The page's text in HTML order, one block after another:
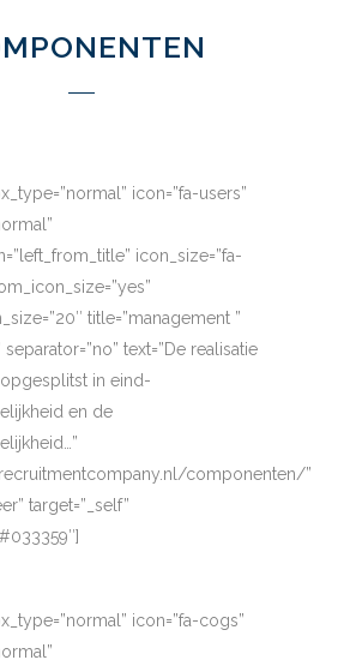
icon=”fa-users”
icon_size=”fa-
title=”management ”
separator=”no” text=”De realisatie
in eind-
en de
componenten/”
target=”_self”
icon=”fa-cogs”